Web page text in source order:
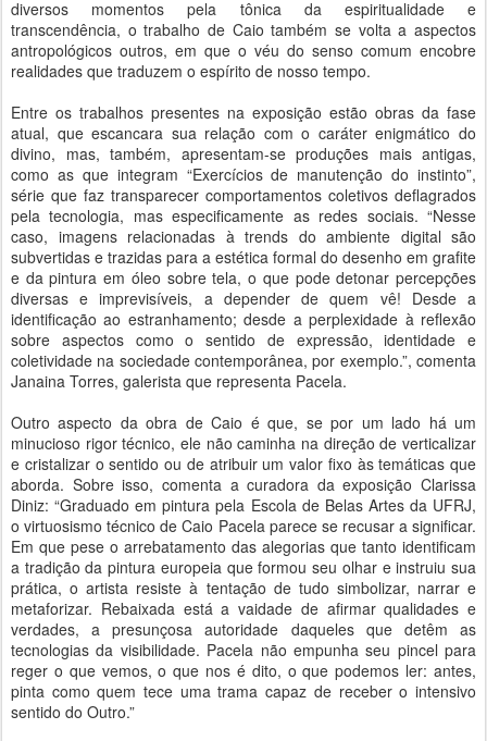
diversos momentos pela tônica da espiritualidade e
transcendência, o trabalho de Caio também se volta a aspectos
antropológicos outros, em que o véu do senso comum encobre
realidades que traduzem o espírito de nosso tempo.
Entre os trabalhos presentes na exposição estão obras da fase
atual, que escancara sua relação com o caráter enigmático do
divino, mas, também, apresentam-se produções mais antigas,
como as que integram “Exercícios de manutenção do instinto”,
série que faz transparecer comportamentos coletivos deflagrados
pela tecnologia, mas especificamente as redes sociais. “Nesse
caso, imagens relacionadas à trends do ambiente digital são
subvertidas e trazidas para a estética formal do desenho em grafite
e da pintura em óleo sobre tela, o que pode detonar percepções
diversas e imprevisíveis, a depender de quem vê! Desde a
identificação ao estranhamento; desde a perplexidade à reflexão
sobre aspectos como o sentido de expressão, identidade e
coletividade na sociedade contemporânea, por exemplo.”, comenta
Janaina Torres, galerista que representa Pacela.
Outro aspecto da obra de Caio é que, se por um lado há um
minucioso rigor técnico, ele não caminha na direção de verticalizar
e cristalizar o sentido ou de atribuir um valor fixo às temáticas que
aborda. Sobre isso, comenta a curadora da exposição Clarissa
Diniz: “Graduado em pintura pela Escola de Belas Artes da UFRJ,
o virtuosismo técnico de Caio Pacela parece se recusar a significar.
Em que pese o arrebatamento das alegorias que tanto identificam
a tradição da pintura europeia que formou seu olhar e instruiu sua
prática, o artista resiste à tentação de tudo simbolizar, narrar e
metaforizar. Rebaixada está a vaidade de afirmar qualidades e
verdades, a presunçosa autoridade daqueles que detêm as
tecnologias da visibilidade. Pacela não empunha seu pincel para
reger o que vemos, o que nos é dito, o que podemos ler: antes,
pinta como quem tece uma trama capaz de receber o intensivo
sentido do Outro.”